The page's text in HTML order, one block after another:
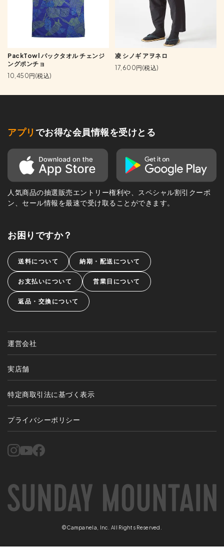
PackTowl パックタオル チェンジ
ングポンチョ
10,450円(税込)
凌 シノギ アヲネロ
17,600円(税込)
アプリ でお得な会員情報を受けとる
人気商品の抽選販売エントリー権利や、スペシャル割引クーポ
ン、セール情報を最速で受け取ることができます。
お困りですか？
送料について 納期・配送について
お支払いについて 営業日について
返品・交換について
運営会社
実店舗
特定商取引法に基づく表示
プライバシーポリシー
©Campanela, Inc. All Rights Reserved.